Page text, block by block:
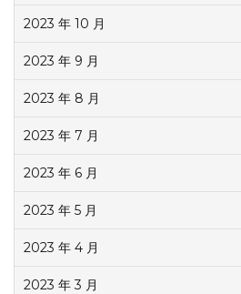
2023 年 10 月
2023 年 9 月
2023 年 8 月
2023 年 7 月
2023 年 6 月
2023 年 5 月
2023 年 4 月
2023 年 3 月